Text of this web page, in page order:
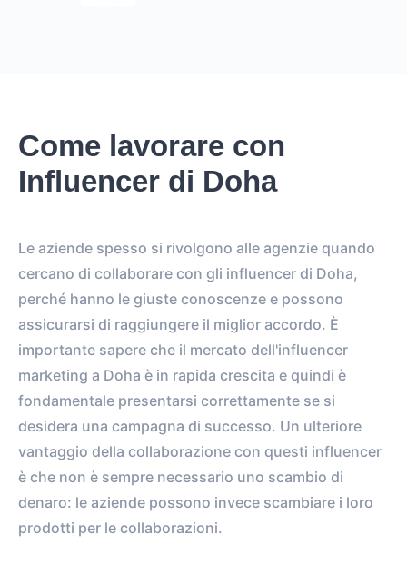
Come lavorare con
Influencer di Doha
Le aziende spesso si rivolgono alle agenzie quando
cercano di collaborare con gli influencer di Doha,
perché hanno le giuste conoscenze e possono
assicurarsi di raggiungere il miglior accordo. È
importante sapere che il mercato dell'influencer
marketing a Doha è in rapida crescita e quindi è
fondamentale presentarsi correttamente se si
desidera una campagna di successo. Un ulteriore
vantaggio della collaborazione con questi influencer
è che non è sempre necessario uno scambio di
denaro: le aziende possono invece scambiare i loro
prodotti per le collaborazioni.